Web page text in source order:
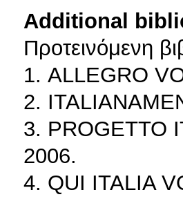
Additional
Προτεινόμενη
1. ALLEGRO
2.
3. PROGETTO
2006.
4. QUI ITALIA